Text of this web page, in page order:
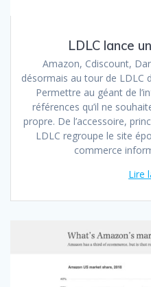
LDLC lance
Amazon, Cdiscount,
désormais au tour de LDLC
Permettre au géant de
références qu’il ne
propre. De l’accessoire,
LDLC regroupe le site
commerce
Lire